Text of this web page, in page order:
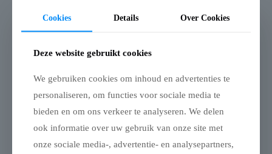
vormen en maten verkrijgbaar.
Gerelateerde producten
Cookies Details Over Cookies
Deze website gebruikt cookies
We gebruiken cookies om inhoud en advertenties te
personaliseren, om functies voor sociale media te
bieden en om ons verkeer te analyseren. We delen
ook informatie over uw gebruik van onze site met
onze sociale media-, advertentie- en analysepartners,